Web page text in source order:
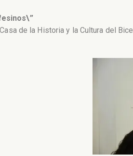
de la Historia y la Cultura del